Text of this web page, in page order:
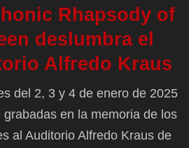
Rhapsody of
deslumbra el
Alfredo Kraus
del 2, 3 y 4 de enero de 2025
grabadas en la memoria de los
al Auditorio Alfredo Kraus de